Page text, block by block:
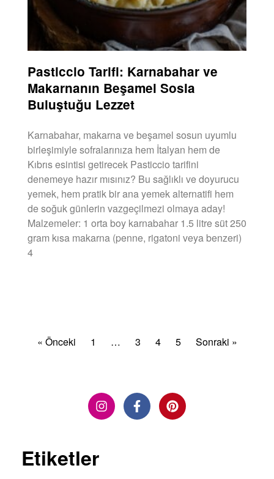
Pasticcio Tarifi: Karnabahar ve
Makarnanın Beşamel Sosla
Buluştuğu Lezzet
Karnabahar, makarna ve beşamel sosun uyumlu
birleşimiyle sofralarınıza hem İtalyan hem de
Kıbrıs esintisi getirecek Pasticcio tarifini
denemeye hazır mısınız? Bu sağlıklı ve doyurucu
yemek, hem pratik bir ana yemek alternatifi hem
de soğuk günlerin vazgeçilmezi olmaya aday!
Malzemeler: 1 orta boy karnabahar 1.5 litre süt 250
gram kısa makarna (penne, rigatoni veya benzeri)
4
« Önceki 1 … 3 4 5 Sonraki »
Etiketler